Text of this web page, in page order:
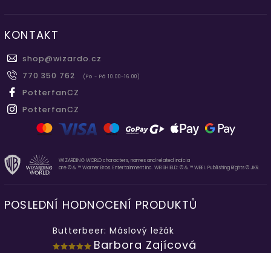
KONTAKT
shop@wizardo.cz
770 350 762
(Po - Pá 10.00-16.00)
PotterfanCZ
PotterfanCZ
WIZARDING WORLD characters, names and related indicia
are © & ™ Warner Bros. Entertainment Inc. WB SHIELD: © & ™ WBEI. Publishing Rights © JKR.
POSLEDNÍ HODNOCENÍ PRODUKTŮ
Butterbeer: Máslový ležák
Barbora Zajícová